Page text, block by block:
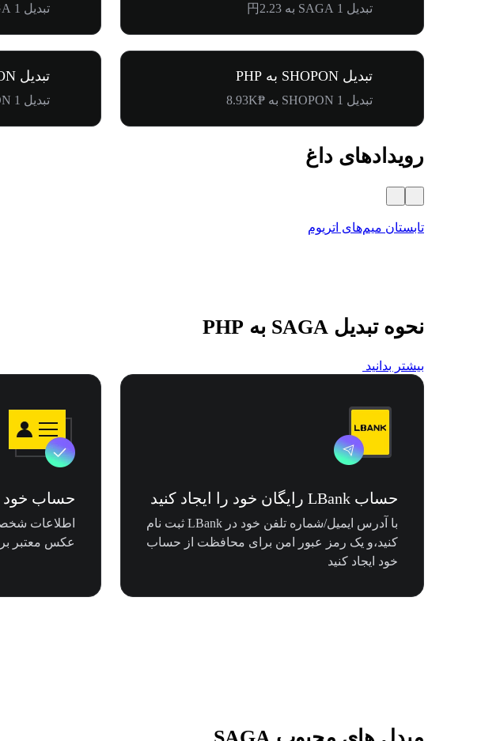
تبدیل 1 SAGA به 円2.23 تبدیل 1 SAGA به £0.0105
تبدیل SHOPON به PHP
تبدیل 1 SHOPON به ₱8.93K
تبدیل GLDON به PHP
تبدیل 1 GLDON به ₱23.65K
رویدادهای داغ
تابستان میم‌های اتریوم
نحوه تبدیل SAGA به PHP
بیشتر بدانید
حساب LBank رایگان خود را ایجاد کنید
با آدرس ایمیل/شماره تلفن خود در LBank ثبت نام
کنید،و یک رمز عبور امن برای محافظت از حساب
خود ایجاد کنید
حساب خود
اطلاعات
عکس معتبر